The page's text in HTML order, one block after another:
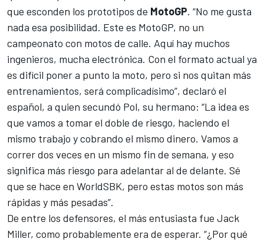
que esconden los prototipos de MotoGP. “No me gusta
nada esa posibilidad. Este es MotoGP, no un
campeonato con motos de calle. Aquí hay muchos
ingenieros, mucha electrónica. Con el formato actual ya
es difícil poner a punto la moto, pero si nos quitan más
entrenamientos, será complicadísimo”, declaró el
español, a quien secundó Pol, su hermano: “La idea es
que vamos a tomar el doble de riesgo, haciendo el
mismo trabajo y cobrando el mismo dinero. Vamos a
correr dos veces en un mismo fin de semana, y eso
significa más riesgo para adelantar al de delante. Sé
que se hace en WorldSBK, pero estas motos son más
rápidas y más pesadas”.
De entre los defensores, el más entusiasta fue Jack
Miller, como probablemente era de esperar. “¿Por qué